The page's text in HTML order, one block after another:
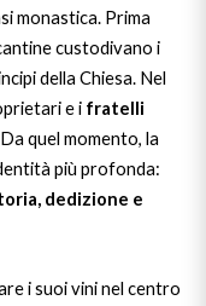
monastica. Prima
custodivano i
della Chiesa. Nel
e i fratelli
quel momento, la
più profonda:
dedizione e
i suoi vini nel centro